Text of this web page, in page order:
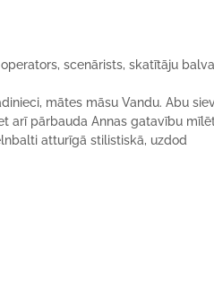
scenārists, skatītāju
mātes māsu Vandu. Abu
arī pārbauda Annas gatavību
atturīgā stilistiskā, uzdod